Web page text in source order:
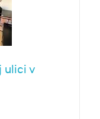
ulici v